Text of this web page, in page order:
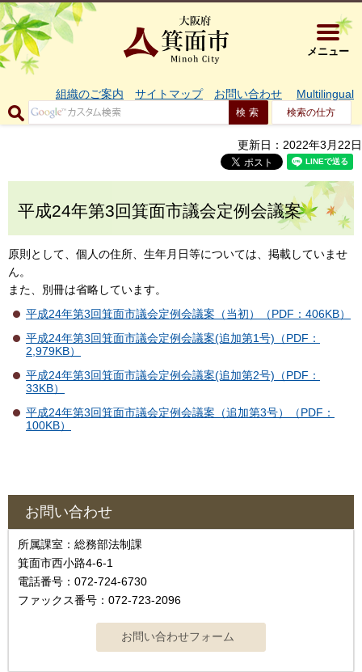
大阪府箕
メニュー
組織のご案内 サイトマップ お問い合わせ Multilingual
検索の仕方
更新日：2022年3月22日
平成24年第3回箕面市議会定例会議案
原則として、個人の住所、生年月日等については、掲載していませ
ん。
また、別冊は省略しています。
平成24年第3回箕面市議会定例会議案（当初）（PDF：406KB）
平成24年第3回箕面市議会定例会議案(追加第1号)（PDF：
2,979KB）
平成24年第3回箕面市議会定例会議案(追加第2号)（PDF：
33KB）
平成24年第3回箕面市議会定例会議案（追加第3号）（PDF：
100KB）
お問い合わせ
所属課室：総務部法制課
箕面市西小路4‐6‐1
電話番号：072-724-6730
ファックス番号：072-723-2096